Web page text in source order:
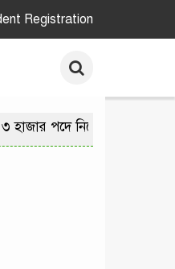
Registration
পদে নিয়োগের সুযোগে ২৫